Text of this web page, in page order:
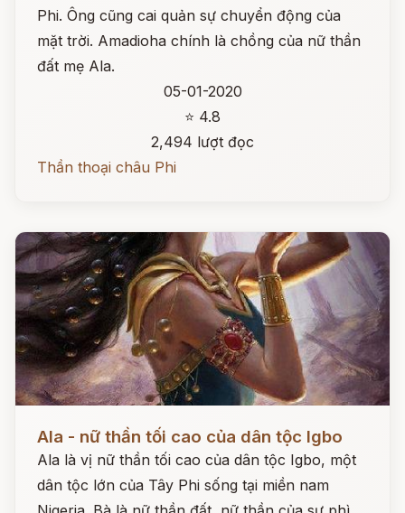
Phi. Ông cũng cai quản sự chuyển động của
mặt trời. Amadioha chính là chồng của nữ thần
đất mẹ Ala.
05-01-2020
⭐ 4.8
2,494 lượt đọc
Thần thoại châu Phi
Ala - nữ thần tối cao của dân tộc Igbo
Ala là vị nữ thần tối cao của dân tộc Igbo, một
dân tộc lớn của Tây Phi sống tại miền nam